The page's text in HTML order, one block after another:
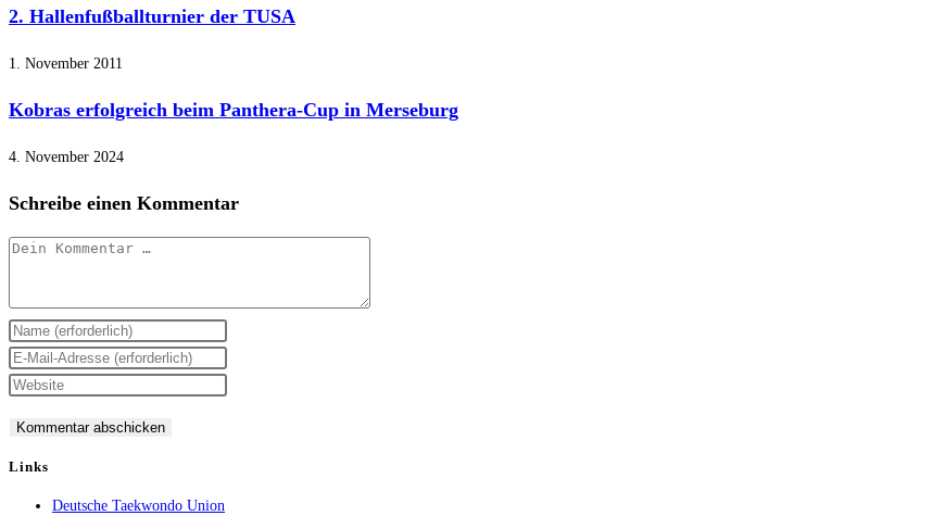
2. Hallenfußballturnier der TUSA
1. November 2011
Kobras erfolgreich beim Panthera-Cup in Merseburg
4. November 2024
Schreibe einen Kommentar
Kommentar
Gib
deinen
Namen
Benutzernamen
zum
Gib
deine
Mail-
Adresse
Gib
Website-
URL
Links
Deutsche Taekwondo Union